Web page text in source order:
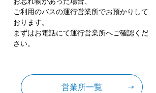
ご利用のバスの運行営業所でお預かりして
おります。
まずはお電話にて運行営業所へご確認くだ
さい。
営業所一覧